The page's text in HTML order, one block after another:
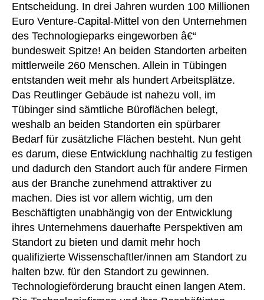
Entscheidung. In drei Jahren wurden 100 Millionen
Euro Venture-Capital-Mittel von den Unternehmen
des Technologieparks eingeworben â€“
bundesweit Spitze! An beiden Standorten arbeiten
mittlerweile 260 Menschen. Allein in Tübingen
entstanden weit mehr als hundert Arbeitsplätze.
Das Reutlinger Gebäude ist nahezu voll, im
Tübinger sind sämtliche Büroflächen belegt,
weshalb an beiden Standorten ein spürbarer
Bedarf für zusätzliche Flächen besteht. Nun geht
es darum, diese Entwicklung nachhaltig zu festigen
und dadurch den Standort auch für andere Firmen
aus der Branche zunehmend attraktiver zu
machen. Dies ist vor allem wichtig, um den
Beschäftigten unabhängig von der Entwicklung
ihres Unternehmens dauerhafte Perspektiven am
Standort zu bieten und damit mehr hoch
qualifizierte Wissenschaftler/innen am Standort zu
halten bzw. für den Standort zu gewinnen.
Technologieförderung braucht einen langen Atem.